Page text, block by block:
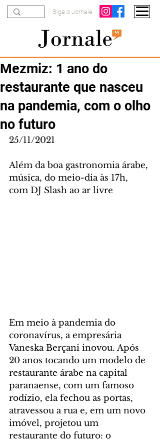
Siga o Jornale
Mezmiz: 1 ano do
restaurante que nasceu
na pandemia, com o olho
no futuro
25/11/2021
Além da boa gastronomia árabe,
música, do meio-dia às 17h,
com DJ Slash ao ar livre
Em meio à pandemia do
coronavírus, a empresária
Vaneska Berçani inovou. Após
20 anos tocando um modelo de
restaurante árabe na capital
paranaense, com um famoso
rodízio, ela fechou as portas,
atravessou a rua e, em um novo
imóvel, projetou um
restaurante do futuro: o